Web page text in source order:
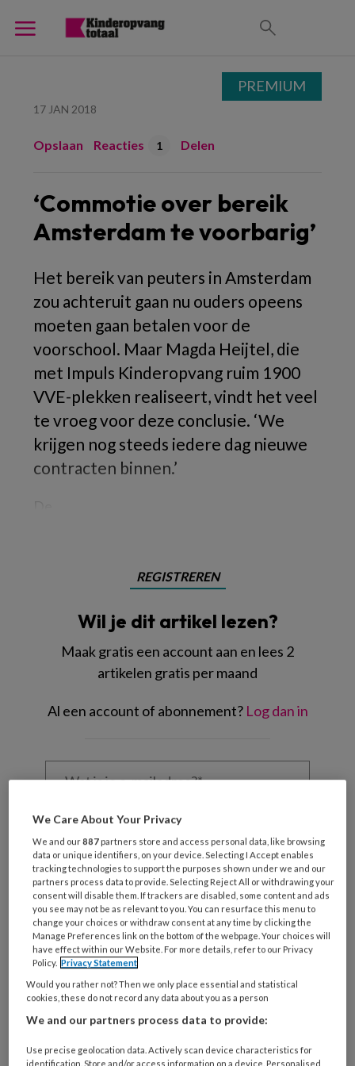
17 JAN 2018
Opslaan Reacties 1 Delen
‘Commotie over bereik
Amsterdam te voorbarig’
Het bereik van peuters in Amsterdam
zou achteruit gaan nu ouders opeens
moeten gaan betalen voor de
voorschool. Maar Magda Heijtel, die
met Impuls Kinderopvang ruim 1900
VVE-plekken realiseert, vindt het veel
te vroeg voor deze conclusie. ‘We
krijgen nog steeds iedere dag nieuwe
contracten binnen.’
REGISTREREN
Wil je dit artikel lezen?
Maak gratis een account aan en lees 2
artikelen gratis per maand
Al een account of abonnement? Log dan in
Wat
is
e-
* *
Kies
je
wachtwoord* *
Kies
je
functie *
Bij
welke
organisatie
werk
je?Ontvang 2x per week de
PREMIUM
We Care About Your Privacy
We and our887 partners store and access personal data, like browsing
data or unique identifiers, on your device. Selecting I Accept enables
tracking technologies to support the purposes shown under we and our
partners process data to provide. Selecting Reject All or withdrawing your
consent will disable them. If trackers are disabled, some content and ads
you see may not be as relevant to you. You can resurface this menu to
change your choices or withdraw consent at any time by clicking the
Manage Preferences link on the bottom of the webpage. Your choices will
have effect within our Website. For more details, refer to our Privacy
Policy. Privacy Statement
Would you rather not? Then we only place essential and statistical
cookies, these do not record any data about you as a person
We and our partners process data to provide:
Use precise geolocation data. Actively scan device characteristics for
identification. Store and/or access information on a device. Personalised